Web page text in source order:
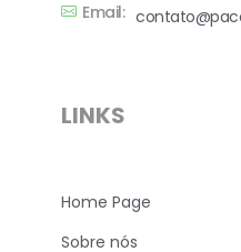
Email:
LINKS
Home Page
Sobre nós